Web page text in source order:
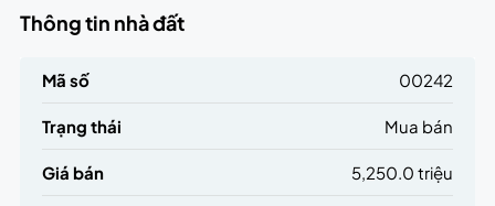
Thông tin nhà đất
Mã số 00242
Trạng thái Mua bán
Giá bán 5,250.0 triệu